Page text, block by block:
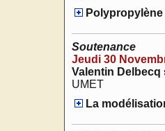
Soutenance
Jeudi 30
Valentin
UMET
La